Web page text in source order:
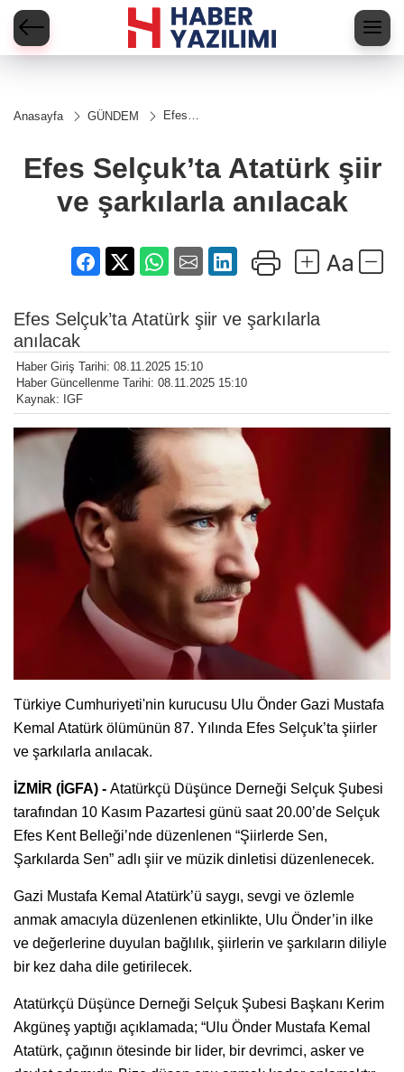
Anasayfa GÜNDEM
Efes
şiir ve
şarkılarla
Efes Selçuk’ta Atatürk şiir
ve şarkılarla anılacak
Efes Selçuk’ta Atatürk şiir ve şarkılarla
anılacak
Haber Giriş Tarihi: 08.11.2025 15:10
Haber Güncellenme Tarihi: 08.11.2025 15:10
Kaynak: IGF
Türkiye Cumhuriyeti'nin kurucusu Ulu Önder Gazi Mustafa
Kemal Atatürk ölümünün 87. Yılında Efes Selçuk’ta şiirler
ve şarkılarla anılacak.
İZMİR (İGFA) - Atatürkçü Düşünce Derneği Selçuk Şubesi
tarafından 10 Kasım Pazartesi günü saat 20.00’de Selçuk
Efes Kent Belleği’nde düzenlenen “Şiirlerde Sen,
Şarkılarda Sen” adlı şiir ve müzik dinletisi düzenlenecek.
Gazi Mustafa Kemal Atatürk’ü saygı, sevgi ve özlemle
anmak amacıyla düzenlenen etkinlikte, Ulu Önder’in ilke
ve değerlerine duyulan bağlılık, şiirlerin ve şarkıların diliyle
bir kez daha dile getirilecek.
Atatürkçü Düşünce Derneği Selçuk Şubesi Başkanı Kerim
Akgüneş yaptığı açıklamada; “Ulu Önder Mustafa Kemal
Atatürk, çağının ötesinde bir lider, bir devrimci, asker ve